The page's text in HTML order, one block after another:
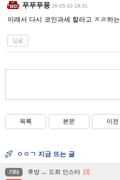
푸푸푸풍 26-05-10 19:31
이래서 다시 코인과세 할라고 ㅈㄹ하
답글
목록 본문 이전
ㅇㅇㄱ 지금 뜨는 글
기타 후방 ㅡ 도희 인스타 [3]